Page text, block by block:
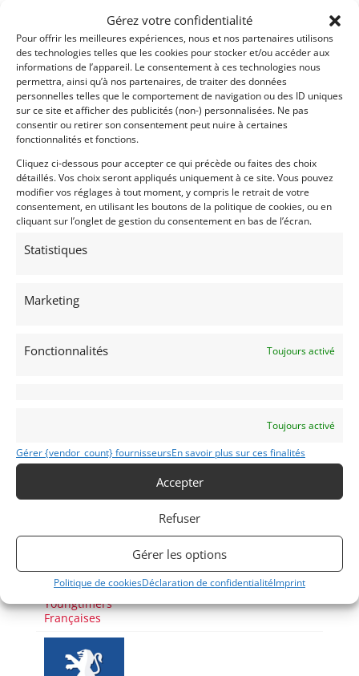
Gérez votre confidentialité
Pour offrir les meilleures expériences, nous et nos partenaires utilisons
des technologies telles que les cookies pour stocker et/ou accéder aux
informations de l’appareil. Le consentement à ces technologies nous
permettra, ainsi qu’à nos partenaires, de traiter des données
personnelles telles que le comportement de navigation ou des ID uniques
sur ce site et afficher des publicités (non-) personnalisées. Ne pas
consentir ou retirer son consentement peut nuire à certaines
fonctionnalités et fonctions.
Cliquez ci-dessous pour accepter ce qui précède ou faites des choix
détaillés. Vos choix seront appliqués uniquement à ce site. Vous pouvez
modifier vos réglages à tout moment, y compris le retrait de votre
consentement, en utilisant les boutons de la politique de cookies, ou en
cliquant sur l’onglet de gestion du consentement en bas de l’écran.
Statistiques
Marketing
Fonctionnalités Toujours activé
Toujours activé
Gérer {vendor_count} fournisseursEn savoir plus sur ces finalités
Accepter
Refuser
Gérer les options
Politique de cookiesDéclaration de confidentialitéImprint
ensoleillées, seul, à deux, ou en famille. Ce petit
cabriolet au caractère bien trempé coche bien des
cases pour le passionné à la recherche d’une
première automobile de collection. Car oui, les
Youngtimers sont des autos de collection à part
entière !
Présentée dans une condition générale très
d’envie…
Une délicieuse classique française à (re)découvrir au
plus vite !
Véhicule visible dans notre showroom de 1000m2
sur notre site internet dans la rubrique AUTOS.
Demandez une expertise de ce modèle
Mecanic Gallery
Publié: 2 septembre 2022 (il y a 4 ans)
AUTO
Voitures de collection
Youngtimers
Françaises